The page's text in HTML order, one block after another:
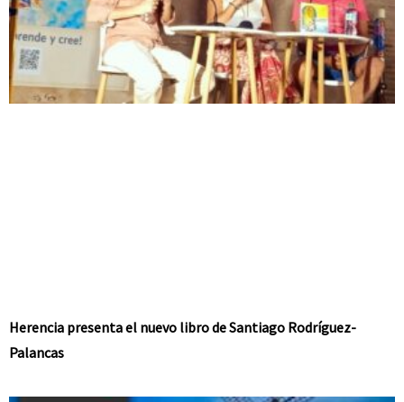
Herencia presenta el nuevo libro de Santiago Rodríguez-
Palancas